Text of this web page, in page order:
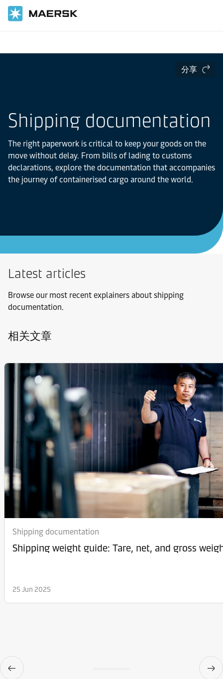
分享
Shipping documentation
The right paperwork is critical to keep your goods on the
move without delay. From bills of lading to customs
declarations, explore the documentation that accompanies
the journey of containerised cargo around the world.
Latest articles
Browse our most recent explainers about shipping
documentation.
相关文章
Shipping documentation
Shipping weight guide: Tare, net, and gross
25 Jun 2025